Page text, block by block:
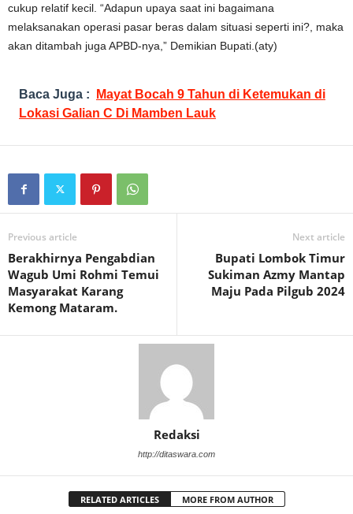
cukup relatif kecil. “Adapun upaya saat ini bagaimana
melaksanakan operasi pasar beras dalam situasi seperti ini?, maka
akan ditambah juga APBD-nya,” Demikian Bupati.(aty)
Baca Juga :
Mayat Bocah 9 Tahun di Ketemukan di
Lokasi Galian C Di Mamben Lauk
Previous article
Berakhirnya Pengabdian
Wagub Umi Rohmi Temui
Masyarakat Karang
Kemong Mataram.
Next article
Bupati Lombok Timur
Sukiman Azmy Mantap
Maju Pada Pilgub 2024
Redaksi
http://ditaswara.com
RELATED ARTICLES MORE FROM AUTHOR